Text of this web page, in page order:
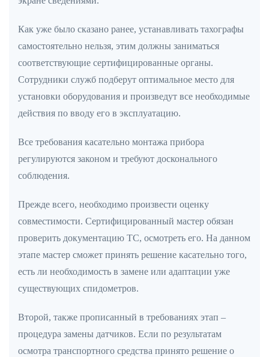
Как уже было сказано ранее, устанавливать тахографы
самостоятельно нельзя, этим должны заниматься
соответствующие сертифицированные органы.
Сотрудники служб подберут оптимальное место для
установки оборудования и произведут все необходимые
действия по вводу его в эксплуатацию.
Все требования касательно монтажа прибора
регулируются законом и требуют досконального
соблюдения.
Прежде всего, необходимо произвести оценку
совместимости. Сертифицированный мастер обязан
проверить документацию ТС, осмотреть его. На данном
этапе мастер сможет принять решение касательно того,
есть ли необходимость в замене или адаптации уже
существующих спидометров.
Второй, также прописанный в требованиях этап –
процедура замены датчиков. Если по результатам
осмотра транспортного средства принято решение о